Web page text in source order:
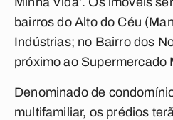
bairros do Alto do Céu
Indústrias; no Bairro dos
próximo ao Supermercado
Denominado de
multifamiliar, os prédios